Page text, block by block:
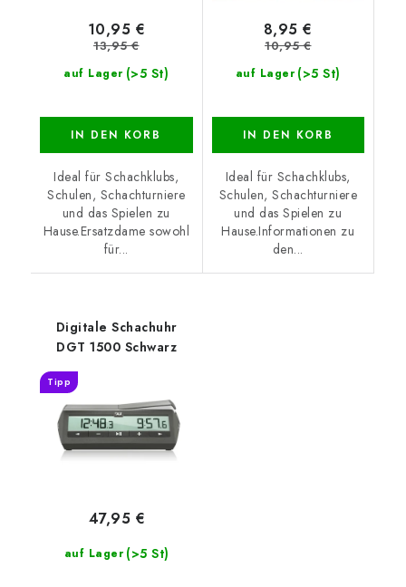
auf Lager (>5 St)
10,95 €
13,95 €
IN DEN KORB
Ideal für Schachklubs,
Schulen, Schachturniere
und das Spielen zu
Hause.Ersatzdame sowohl
für...
auf Lager (>5 St)
8,95 €
10,95 €
IN DEN KORB
Ideal für Schachklubs,
Schulen, Schachturniere
und das Spielen zu
Hause.Informationen zu
den...
Digitale Schachuhr
DGT 1500 Schwarz
Tipp
auf Lager (>5 St)
47,95 €